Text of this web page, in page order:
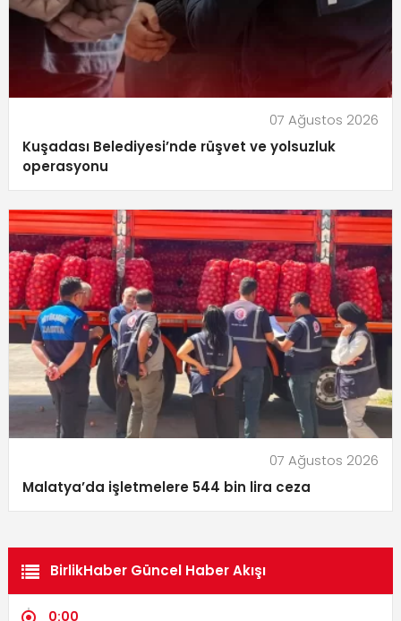
07 Ağustos 2026
Kuşadası Belediyesi’nde rüşvet ve yolsuzluk
operasyonu
07 Ağustos 2026
Malatya’da işletmelere 544 bin lira ceza
BirlikHaber Güncel Haber Akışı
0:00